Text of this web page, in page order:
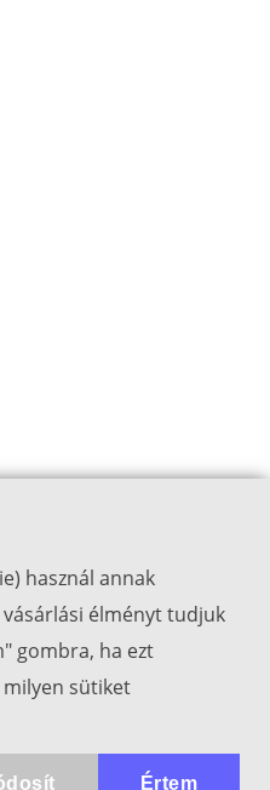
használ annak
élményt tudjuk
gombra, ha ezt
sütiket
Értem